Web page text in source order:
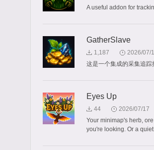
A useful addon for
GatherSlave
1,187
2026/07/
这是一个集成的采集追
Eyes Up
44
2026/07/17
Your minimap's herb,
you're looking. Or a